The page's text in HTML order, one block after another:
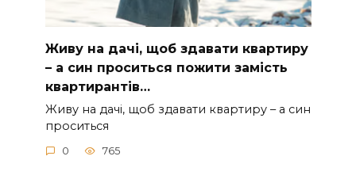
Живу на дачі, щоб здавати квартиру
– а син проситься пожити замість
квартирантів…
Живу на дачі, щоб здавати квартиру – а син
проситься
0 765